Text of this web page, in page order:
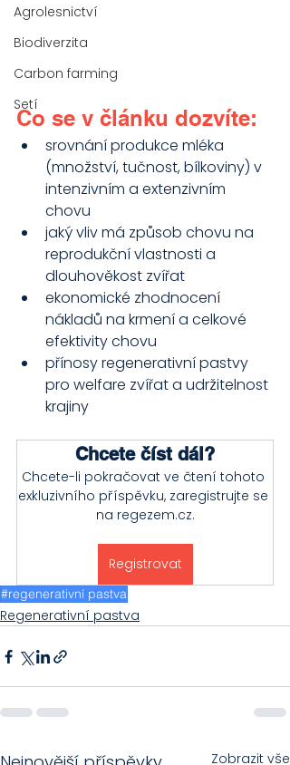
Agrolesnictví
Biodiverzita
Carbon farming
Setí
Co se v článku dozvíte:
srovnání produkce mléka
(množství, tučnost, bílkoviny) v
intenzivním a extenzivním
chovu
jaký vliv má způsob chovu na
reprodukční vlastnosti a
dlouhověkost zvířat
ekonomické zhodnocení
nákladů na krmení a celkové
efektivity chovu
přínosy regenerativní pastvy
pro welfare zvířat a udržitelnost
krajiny
Chcete číst dál?
Chcete-li pokračovat ve čtení tohoto
exkluzivního příspěvku, zaregistrujte se
na regezem.cz.
Registrovat
#regenerativní pastva
Regenerativní pastva
Zobrazit vše